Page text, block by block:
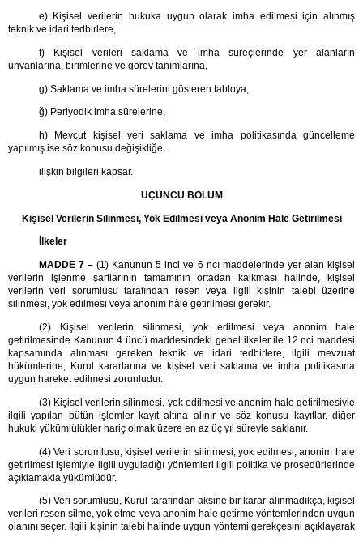
e) Kişisel verilerin hukuka uygun olarak imha edilmesi için alınmış
teknik ve idari tedbirlere,
f) Kişisel verileri saklama ve imha süreçlerinde yer alanların
unvanlarına, birimlerine ve görev tanımlarına,
g) Saklama ve imha sürelerini gösteren tabloya,
ğ) Periyodik imha sürelerine,
h) Mevcut kişisel veri saklama ve imha politikasında güncelleme
yapılmış ise söz konusu değişikliğe,
ilişkin bilgileri kapsar.
ÜÇÜNCÜ BÖLÜM
Kişisel Verilerin Silinmesi, Yok Edilmesi veya Anonim Hale Getirilmesi
İlkeler
MADDE 7 –(1) Kanunun 5 inci ve 6 ncı maddelerinde yer alan kişisel
verilerin işlenme şartlarının tamamının ortadan kalkması halinde, kişisel
verilerin veri sorumlusu tarafından resen veya ilgili kişinin talebi üzerine
silinmesi, yok edilmesi veya anonim hâle getirilmesi gerekir.
(2) Kişisel verilerin silinmesi, yok edilmesi veya anonim hale
getirilmesinde Kanunun 4 üncü maddesindeki genel ilkeler ile 12 nci maddesi
kapsamında alınması gereken teknik ve idari tedbirlere, ilgili mevzuat
hükümlerine, Kurul kararlarına ve kişisel veri saklama ve imha politikasına
uygun hareket edilmesi zorunludur.
(3) Kişisel verilerin silinmesi, yok edilmesi ve anonim hale getirilmesiyle
ilgili yapılan bütün işlemler kayıt altına alınır ve söz konusu kayıtlar, diğer
hukuki yükümlülükler hariç olmak üzere en az üç yıl süreyle saklanır.
(4) Veri sorumlusu, kişisel verilerin silinmesi, yok edilmesi, anonim hale
getirilmesi işlemiyle ilgili uyguladığı yöntemleri ilgili politika ve prosedürlerinde
açıklamakla yükümlüdür.
(5) Veri sorumlusu, Kurul tarafından aksine bir karar alınmadıkça, kişisel
verileri resen silme, yok etme veya anonim hale getirme yöntemlerinden uygun
olanını seçer. İlgili kişinin talebi halinde uygun yöntemi gerekçesini açıklayarak